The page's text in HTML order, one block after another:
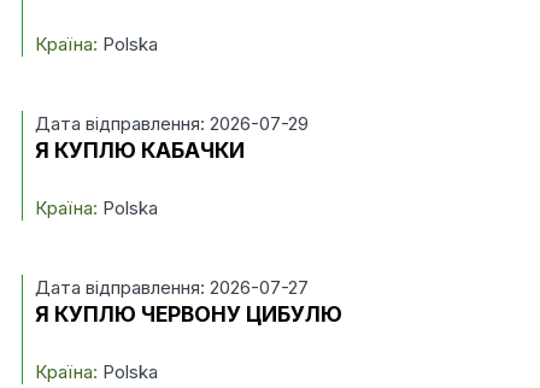
Країна: Polska
Дата відправлення: 2026-07-29
Я КУПЛЮ КАБАЧКИ
Країна: Polska
Дата відправлення: 2026-07-27
Я КУПЛЮ ЧЕРВОНУ ЦИБУЛЮ
Країна: Polska